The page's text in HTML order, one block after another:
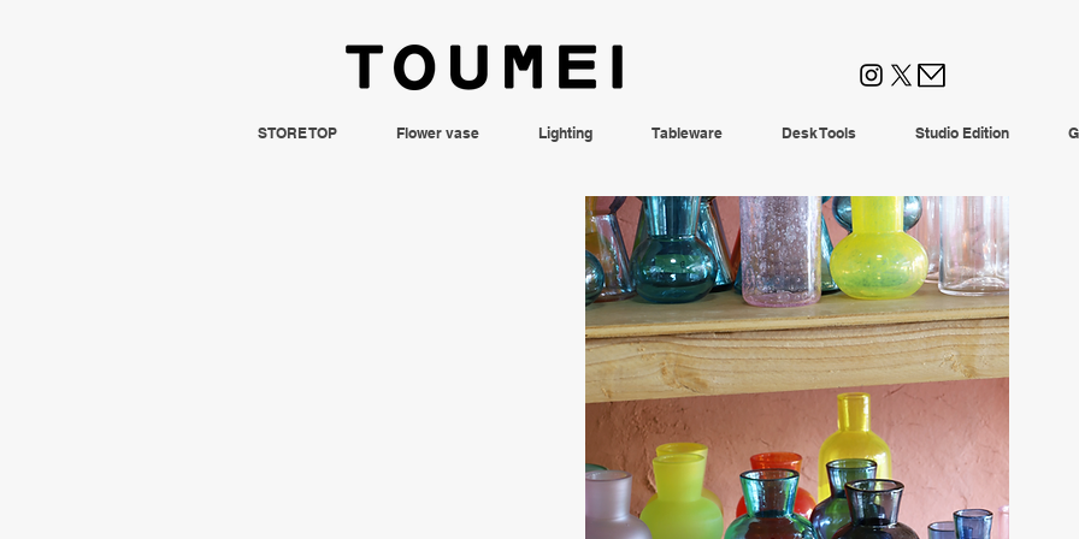
STORE TOP Flower vase Lighting Tableware Desk Tools Studio Edition